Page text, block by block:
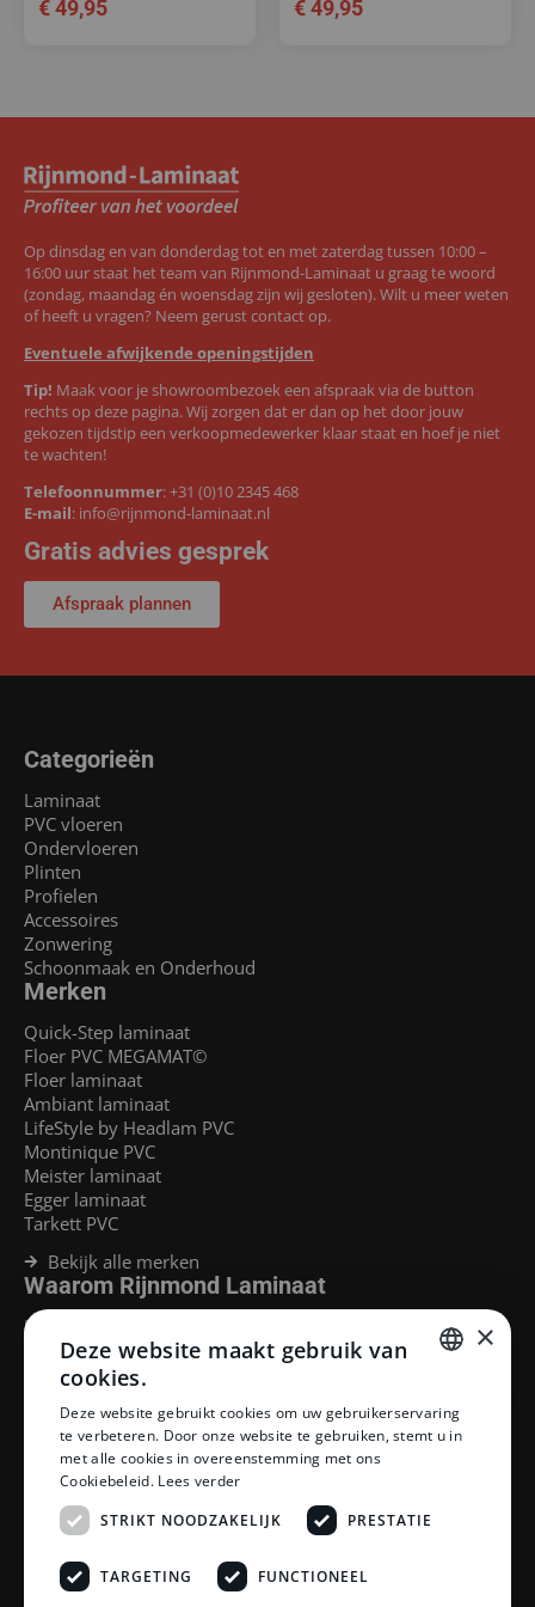
€49,95 €49,95
Op dinsdag en van donderdag tot en met zaterdag tussen 10:00 –
16:00 uur staat het team van Rijnmond-Laminaat u graag te woord
(zondag, maandag én woensdag zijn wij gesloten). Wilt u meer weten
of heeft u vragen? Neem gerust contact op.
Eventuele afwijkende openingstijden
Tip! Maak voor je showroombezoek een afspraak via de button
rechts op deze pagina. Wij zorgen dat er dan op het door jouw
gekozen tijdstip een verkoopmedewerker klaar staat en hoef je niet
te wachten!
Telefoonnummer:+31 (0)10 2345 468
E-mail: info@rijnmond-laminaat.nl
Gratis advies gesprek
Afspraak plannen
Categorieën
Laminaat
PVC vloeren
Ondervloeren
Plinten
Profielen
Accessoires
Zonwering
Schoonmaak en Onderhoud
Merken
Quick-Step laminaat
Floer PVC MEGAMAT©
Floer laminaat
Ambiant laminaat
LifeStyle by Headlam PVC
Montinique PVC
Meister laminaat
Egger laminaat
Tarkett PVC
Bekijk alle merken
Waarom Rijnmond Laminaat
Legservice
Laminaat Capelle aan den Ijssel
Laminaat voor vloerverwarming
Klantenservice
Betaalmethoden
Openingstijden showroom
Afhalen en bezorgen
Retourprocedure
Veelgestelde vragen
Legservice
DUTCH
×
Deze website maakt gebruik van
cookies.
Deze website gebruikt cookies om uw gebruikerservaring
te verbeteren. Door onze website te gebruiken, stemt u in
met alle cookies in overeenstemming met ons
Cookiebeleid. Lees verder
STRIKT NOODZAKELIJK
PRESTATIE
TARGETING FUNCTIONEEL